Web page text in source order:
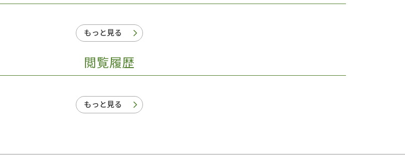
もっと見る
閲覧履歴
もっと見る